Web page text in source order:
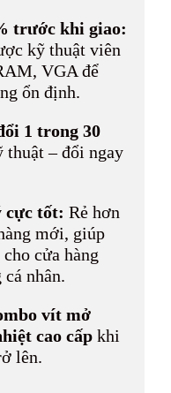
trước khi giao:
kỹ thuật viên
VGA để
ổn định.
1 trong 30
thuật – đổi ngay
cực tốt: Rẻ hơn
mới, giúp
cửa hàng
nhân.
vít mở
cao cấp khi
lên.